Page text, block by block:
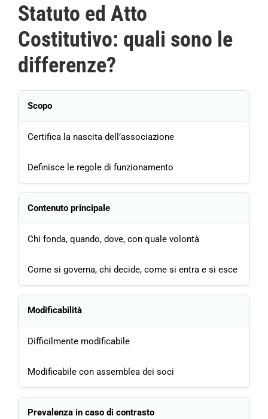
Statuto ed Atto
Costitutivo: quali sono le
differenze?
Scopo
Certifica la nascita dell’associazione
Definisce le regole di funzionamento
Contenuto principale
Chi fonda, quando, dove, con quale volontà
Come si governa, chi decide, come si entra e si esce
Modificabilità
Difficilmente modificabile
Modificabile con assemblea dei soci
Prevalenza in caso di contrasto